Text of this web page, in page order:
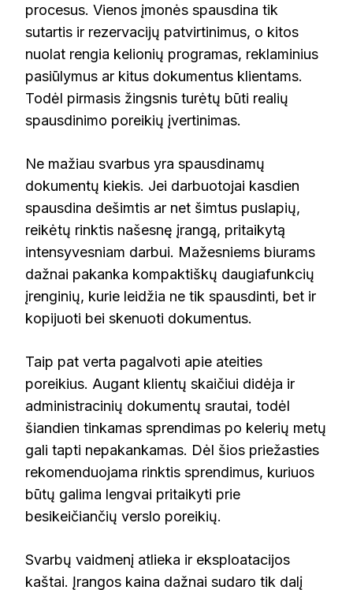
procesus. Vienos įmonės spausdina tik
sutartis ir rezervacijų patvirtinimus, o kitos
nuolat rengia kelionių programas, reklaminius
pasiūlymus ar kitus dokumentus klientams.
Todėl pirmasis žingsnis turėtų būti realių
spausdinimo poreikių įvertinimas.
Ne mažiau svarbus yra spausdinamų
dokumentų kiekis. Jei darbuotojai kasdien
spausdina dešimtis ar net šimtus puslapių,
reikėtų rinktis našesnę įrangą, pritaikytą
intensyvesniam darbui. Mažesniems biurams
dažnai pakanka kompaktiškų daugiafunkcių
įrenginių, kurie leidžia ne tik spausdinti, bet ir
kopijuoti bei skenuoti dokumentus.
Taip pat verta pagalvoti apie ateities
poreikius. Augant klientų skaičiui didėja ir
administracinių dokumentų srautai, todėl
šiandien tinkamas sprendimas po kelerių metų
gali tapti nepakankamas. Dėl šios priežasties
rekomenduojama rinktis sprendimus, kuriuos
būtų galima lengvai pritaikyti prie
besikeičiančių verslo poreikių.
Svarbų vaidmenį atlieka ir eksploatacijos
kaštai. Įrangos kaina dažnai sudaro tik dalį